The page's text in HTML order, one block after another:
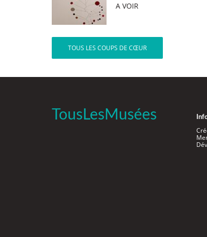
A VOIR
TOUS LES COUPS DE CŒUR
TousLesMusées